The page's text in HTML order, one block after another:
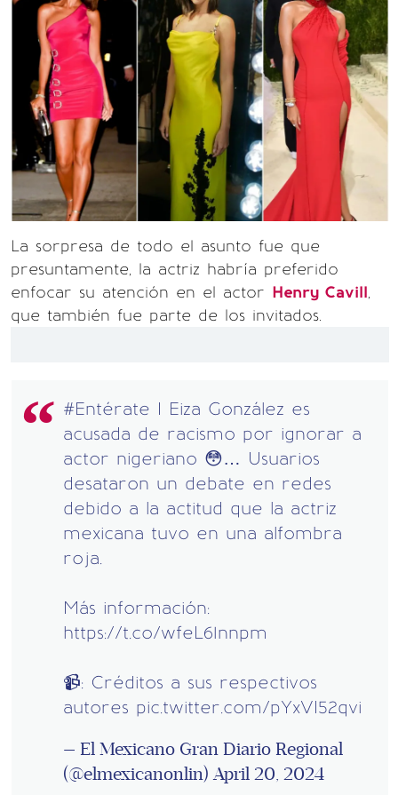
La sorpresa de todo el asunto fue que
presuntamente, la actriz habría preferido
enfocar su atención en el actor Henry Cavill,
que también fue parte de los invitados.
#Entérate I Eiza González es
acusada de racismo por ignorar a
actor nigeriano 😳… Usuarios
desataron un debate en redes
debido a la actitud que la actriz
mexicana tuvo en una alfombra
roja.
Más información:
https://t.co/wfeL61nnpm
📹: Créditos a sus respectivos
autores pic.twitter.com/pYxVI52qvi
— El Mexicano Gran Diario Regional
(@elmexicanonlin)April 20, 2024